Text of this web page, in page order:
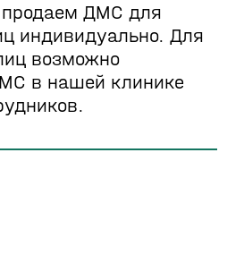
ДМС для
индивидуально. Для
возможно
в нашей клинике